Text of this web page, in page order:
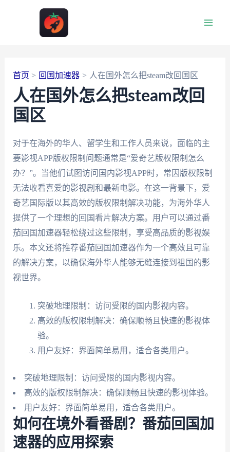
首页 回国加速器 人在国外怎么把steam改回国区
人在国外怎么把steam改回
国区
对于在海外的华人、留学生和工作人员来说，面临的主
要影视APP版权限制问题通常是“爱奇艺版权限制怎么
办？”。当他们试图访问国内影视APP时，常因版权限制
无法收看喜爱的影视剧和最新电影。在这一背景下，爱
奇艺国际版以其高效的版权限制解决功能，为海外华人
提供了一个理想的回国看片解决方案。用户可以通过番
茄回国加速器轻松绕过这些限制，享受高品质的影视娱
乐。本文还将推荐番茄回国加速器作为一个高效且可靠
的解决方案，以确保海外华人能够无缝连接到祖国的影
视世界。
突破地理限制：访问受限的国内影视内容。
高效的版权限制解决：确保顺畅且快速的影视体
验。
用户友好：界面简单易用，适合各类用户。
突破地理限制：访问受限的国内影视内容。
高效的版权限制解决：确保顺畅且快速的影视体验。
用户友好：界面简单易用，适合各类用户。
如何在境外看番剧？番茄回国加
速器的应用探索